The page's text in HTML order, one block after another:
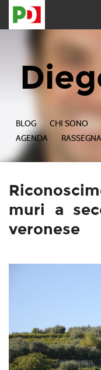
BLOG CHI SONO
AGENDA
muri a
veronese